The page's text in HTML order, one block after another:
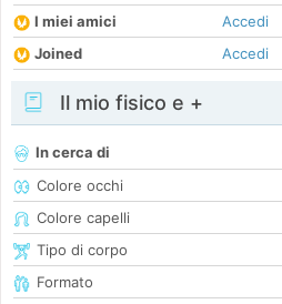
I miei amici
Accedi
Joined
Accedi
Il mio fisico e +
In cerca di
Colore occhi
Colore capelli
Tipo di corpo
Formato